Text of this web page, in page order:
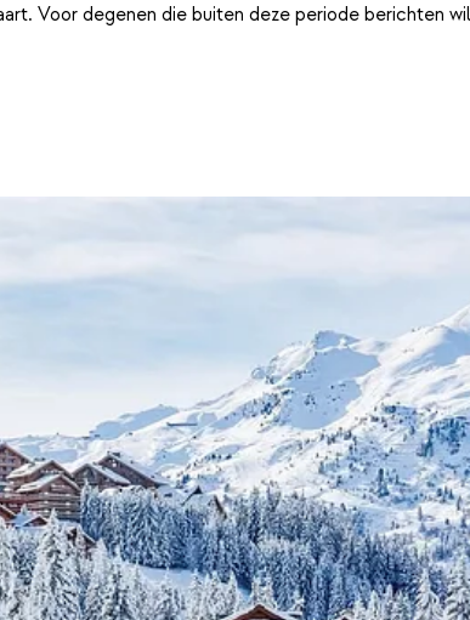
Voor degenen die buiten deze periode berichten